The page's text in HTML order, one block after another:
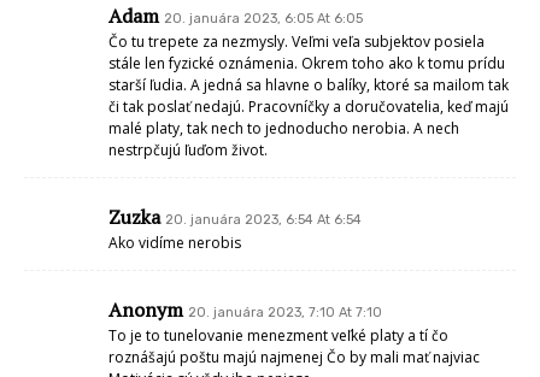
Adam 20. januára 2023, 6:05 At 6:05
Čo tu trepete za nezmysly. Veľmi veľa subjektov posiela
stále len fyzické oznámenia. Okrem toho ako k tomu prídu
starší ľudia. A jedná sa hlavne o balíky, ktoré sa mailom tak
či tak poslať nedajú. Pracovníčky a doručovatelia, keď majú
malé platy, tak nech to jednoducho nerobia. A nech
nestrpčujú ľuďom život.
Zuzka 20. januára 2023, 6:54 At 6:54
Ako vidíme nerobis
Anonym 20. januára 2023, 7:10 At 7:10
To je to tunelovanie menezment veľké platy a tí čo
roznášajú poštu majú najmenej Čo by mali mať najviac